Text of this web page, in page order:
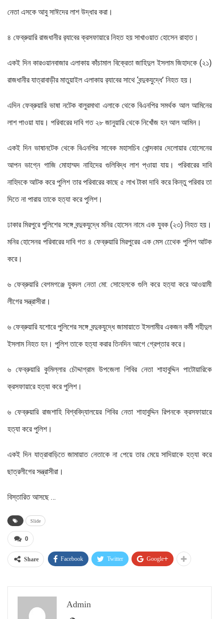
নেতা এসকে আবু সাঈদের লাশ উদ্ধার করা।
৪ ফেব্রুয়ারি রাজধানীর র‌্যাবের ক্রসফায়ারে নিহত হয় সাখাওয়াত হোসেন রাহাত।
একই দিন কারওয়ানবাজার এলাকায় কাঁচামাল বিক্রেতা জাহিদুল ইসলাম জিহাদকে (২১)
রাজধানীর যাত্রাবাড়ীর মাতুয়াইল এলাকায় র‌্যাবের সাথে ‘বন্দুকযুদ্ধে’ নিহত হয়।
এদিন ফেব্রুয়ারি ভাষা নটেক বালুরমাথা এলাকে থেকে বিএনপির সমর্থক আল আমিনের
লাশ পাওয়া যায়। পরিবারের দাবি গত ২৮ জানুয়ারি থেকে নিখোঁজ হন আল আমিন।
একই দিন ভাষানটেক থেকে বিএনপির সাবেক মহাসচিব খোন্দকার দেলোয়ার হোসেনের
আপন ভাগ্নে গাজি মোহাম্মদ নাহিদের গুলিবিদ্ধ লাশ প্ওায়া যায়। পরিবারের দাবি
নাহিদকে আটক করে পুলিশ তার পরিবারের কাছে ৫ লাখ টাকা দাবি করে কিন্তু পরিবার তা
দিতে না পারায় তাকে হত্যা করে পুলিশ।
ঢাকার মিরপুরে পুলিশের সঙ্গে বন্দুকযুদ্ধে মনির হোসেন নামে এক যুবক (২৩) নিহত হয়।
মনির হোসেনর পরিবারের দাবি গত ৪ ফেব্রুয়ারি মিরপুরের এক মেস থেেেক পুলিশ আটক
করে।
৬ ফেব্রুয়ারি বেগমগঞ্জে যুবদল নেতা মো: সোহেলকে গুলি করে হত্যা করে আওয়ামী
লীগের সন্ত্রাসীরা।
৬ ফেব্রুয়ারি যশোরে পুলিশের সঙ্গে বন্দুকযুদ্ধে জামায়াতে ইসলামীর একজন কর্মী শহীদুল
ইসলাম নিহত হন। পুলিশ তাকে হত্যা করার তিনদিন আগে গ্রেপ্তার করে।
৬ ফেব্রুয়ারি কুমিল্লার চৌদ্দাগ্রাম উপজেলা শিবির নেতা শাহাবুদ্দিন পাটোয়ারিকে
ক্রসফায়ারে হত্যা করে পুলিশ।
৬ ফেব্রুয়ারি রাজশাহি বিশ্ববিদ্যালয়ের শিবির নেতা শাহাবুদ্দিন রিপনকে ক্রসফায়ারে
হত্যা করে পুলিশ।
একই দিন যাত্রাবাড়িতে জামায়াত নেতাকে না পেয়ে তার মেয়ে সাদিয়াকে হত্যা করে
ছাত্রলীগের সন্ত্রাসীরা।
বিস্তারিত আসছে …
Slide
0
Share Facebook Twitter Google+
Admin